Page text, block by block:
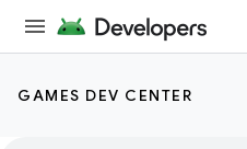
GAMES DEV CENTER